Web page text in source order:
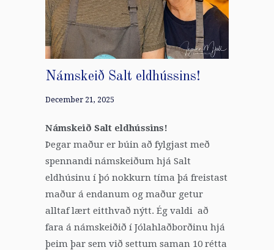
Námskeið Salt eldhússins!
December 21, 2025
Námskeið Salt eldhússins!
Þegar maður er búin að fylgjast með
spennandi námskeiðum hjá Salt
eldhúsinu í þó nokkurn tíma þá freistast
maður á endanum og maður getur
alltaf lært eitthvað nýtt. Ég valdi að
fara á námskeiðið í Jólahlaðborðinu hjá
þeim þar sem við settum saman 10 rétta